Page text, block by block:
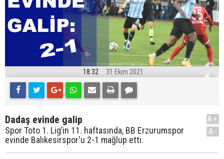
18:32 31 Ekim 2021
Dadaş evinde galip
Spor Toto 1. Lig’in 11. haftasında, BB Erzurumspor
evinde Balıkesirspor'u 2-1 mağlup etti.
A+
A-